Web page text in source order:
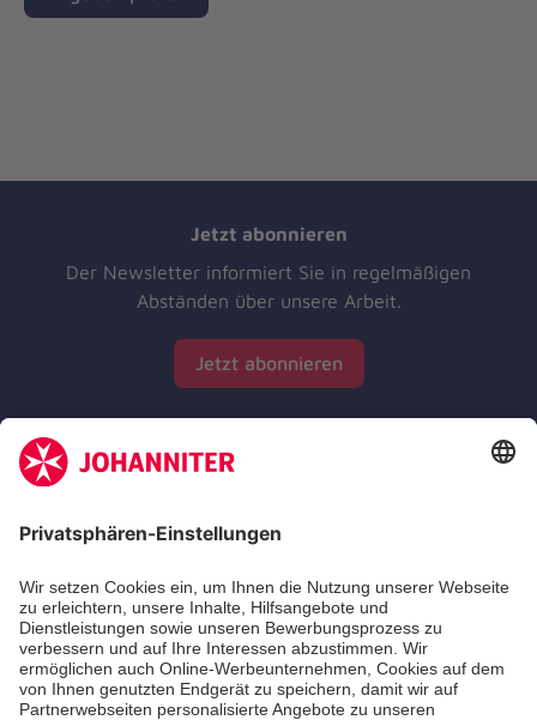
Jetzt abonnieren
Der Newsletter informiert Sie in regelmäßigen
Abständen über unsere Arbeit.
Jetzt abonnieren
Zertifizierung der Johanniter-Unfall-Hilfe e.V.
Die Johanniter GmbH führt das Spendenzertifikat
des Deutschen Spendenrats e.V.